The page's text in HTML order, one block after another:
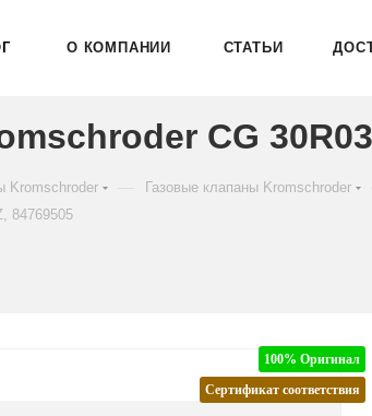
О КОМПАНИИ СТАТЬИ
CG
Kromschroder Газовые клапаны Kromschroder
84769505
100% Оригинал
Сертификат соответствия